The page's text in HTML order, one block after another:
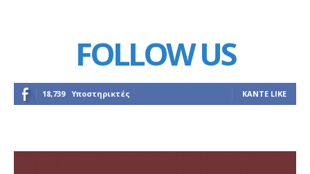
FOLLOW US
18,739 Υποστηρικτές ΚΆΝΤΕ LIKE